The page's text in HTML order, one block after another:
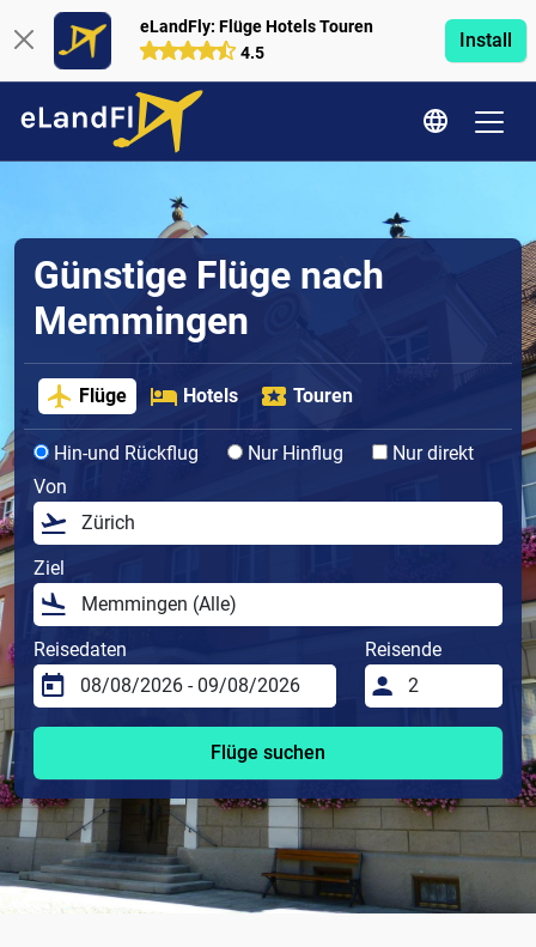
eLandFly: Flüge Hotels Touren
4.5
Install
Günstige Flüge nach
Memmingen
Flüge Hotels Touren
Hin-und Rückflug Nur Hinflug
Nur direkt
Von
Ziel
Reisedaten Reisende
Flüge suchen